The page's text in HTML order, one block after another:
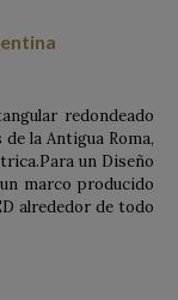
redondeado
la Antigua Roma,
un Diseño
marco producido
alrededor de todo